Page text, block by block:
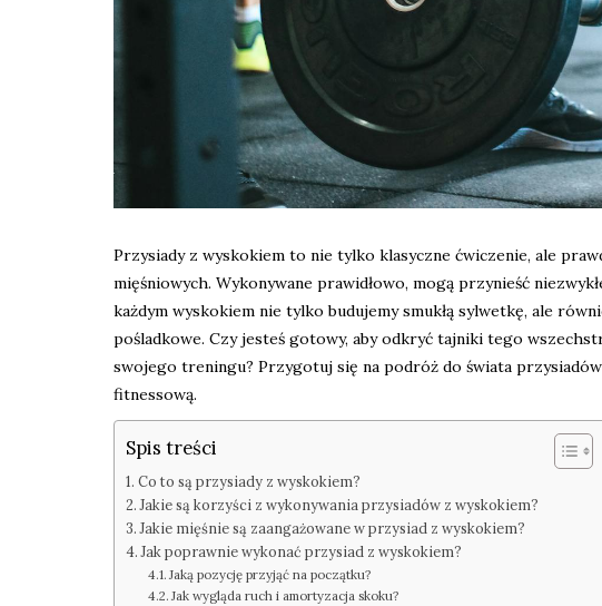
Przysiady z wyskokiem to nie tylko klasyczne ćwiczenie, ale
mięśniowych. Wykonywane prawidłowo, mogą przynieść
każdym wyskokiem nie tylko budujemy smukłą sylwetkę, ale
pośladkowe. Czy jesteś gotowy, aby odkryć tajniki tego
swojego treningu? Przygotuj się na podróż do świata
fitnessową.
Spis treści
Co to są przysiady z wyskokiem?
Jakie są korzyści z wykonywania przysiadów z wyskokiem?
Jakie mięśnie są zaangażowane w przysiad z wyskokiem?
Jak poprawnie wykonać przysiad z wyskokiem?
Jaką pozycję przyjąć na początku?
Jak wygląda ruch i amortyzacja skoku?